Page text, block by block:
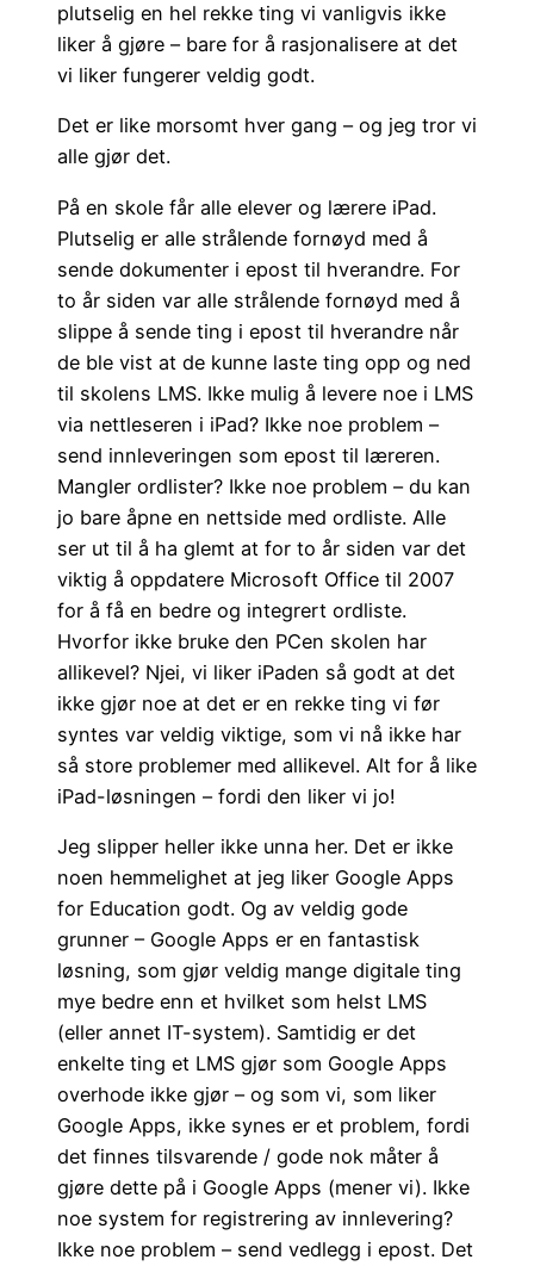
plutselig en hel rekke ting vi vanligvis ikke
liker å gjøre – bare for å rasjonalisere at det
vi liker fungerer veldig godt.
Det er like morsomt hver gang – og jeg tror vi
alle gjør det.
På en skole får alle elever og lærere iPad.
Plutselig er alle strålende fornøyd med å
sende dokumenter i epost til hverandre. For
to år siden var alle strålende fornøyd med å
slippe å sende ting i epost til hverandre når
de ble vist at de kunne laste ting opp og ned
til skolens LMS. Ikke mulig å levere noe i LMS
via nettleseren i iPad? Ikke noe problem –
send innleveringen som epost til læreren.
Mangler ordlister? Ikke noe problem – du kan
jo bare åpne en nettside med ordliste. Alle
ser ut til å ha glemt at for to år siden var det
viktig å oppdatere Microsoft Office til 2007
for å få en bedre og integrert ordliste.
Hvorfor ikke bruke den PCen skolen har
allikevel? Njei, vi liker iPaden så godt at det
ikke gjør noe at det er en rekke ting vi før
syntes var veldig viktige, som vi nå ikke har
så store problemer med allikevel. Alt for å like
iPad-løsningen – fordi den liker vi jo!
Jeg slipper heller ikke unna her. Det er ikke
noen hemmelighet at jeg liker Google Apps
for Education godt. Og av veldig gode
grunner – Google Apps er en fantastisk
løsning, som gjør veldig mange digitale ting
mye bedre enn et hvilket som helst LMS
(eller annet IT-system). Samtidig er det
enkelte ting et LMS gjør som Google Apps
overhode ikke gjør – og som vi, som liker
Google Apps, ikke synes er et problem, fordi
det finnes tilsvarende / gode nok måter å
gjøre dette på i Google Apps (mener vi). Ikke
noe system for registrering av innlevering?
Ikke noe problem – send vedlegg i epost. Det